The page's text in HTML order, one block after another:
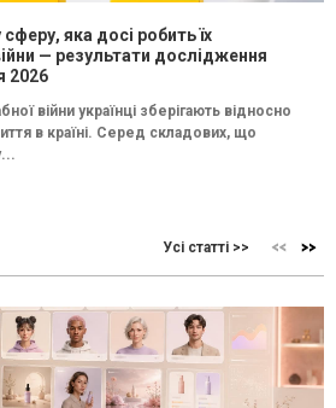
яка досі робить їх
— результати дослідження
2026
війни українці зберігають відносно
в країні. Серед складових, що
Усі статті >>